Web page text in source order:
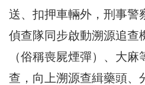
送、扣押車輛外，刑事警
偵查隊同步啟動溯源追查
（俗稱喪屍煙彈）、大
查，向上溯源查緝藥頭、